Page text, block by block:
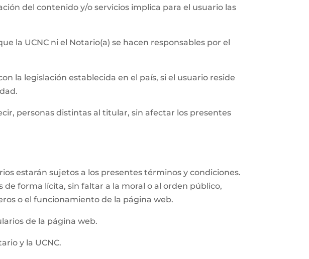
del contenido y/o servicios implica para el usuario las
la UCNC ni el Notario(a) se hacen responsables por el
la legislación establecida en el país, si el usuario reside
personas distintas al titular, sin afectar los presentes
estarán sujetos a los presentes términos y condiciones.
forma lícita, sin faltar a la moral o al orden público,
o el funcionamiento de la página web.
de la página web.
y la UCNC.